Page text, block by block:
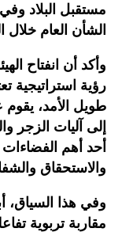
مستقبل البلاد
الشأن العام خلال
وأكد أن انفتاح
رؤية استراتيجية
طويل الأمد، يقوم
إلى آليات الزجر
أحد أهم
والاستحقاق
وفي هذا السياق،
مقاربة تربوية